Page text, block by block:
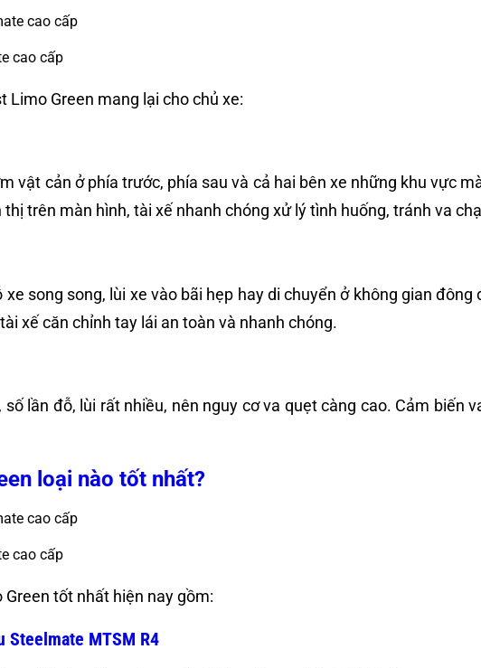
cao cấp
Limo Green mang lại cho chủ xe:
vật cản ở phía trước, phía sau và cả hai bên xe những khu vực
trên màn hình, tài xế nhanh chóng xử lý tình huống, tránh va
song song, lùi xe vào bãi hẹp hay di chuyển ở không gian
xế căn chỉnh tay lái an toàn và nhanh chóng.
lần đỗ, lùi rất nhiều, nên nguy cơ va quẹt càng cao. Cảm biến
loại nào tốt nhất?
cao cấp
tốt nhất hiện nay gồm:
Steelmate MTSM R4